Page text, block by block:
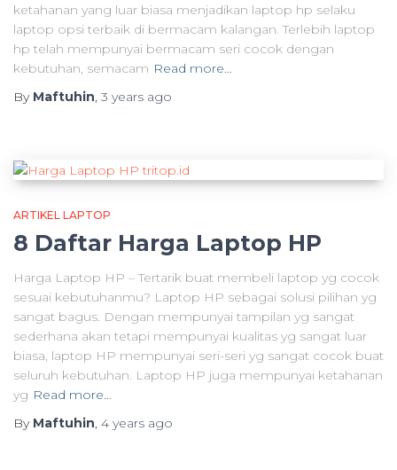
ketahanan yang luar biasa menjadikan laptop hp selaku
laptop opsi terbaik di bermacam kalangan. Terlebih laptop
hp telah mempunyai bermacam seri cocok dengan
kebutuhan, semacam Read more…
By Maftuhin, 3 years ago
ARTIKEL LAPTOP
8 Daftar Harga Laptop HP
Harga Laptop HP – Tertarik buat membeli laptop yg cocok
sesuai kebutuhanmu? Laptop HP sebagai solusi pilihan yg
sangat bagus. Dengan mempunyai tampilan yg sangat
sederhana akan tetapi mempunyai kualitas yg sangat luar
biasa, laptop HP mempunyai seri-seri yg sangat cocok buat
seluruh kebutuhan. Laptop HP juga mempunyai ketahanan
yg Read more…
By Maftuhin, 4 years ago